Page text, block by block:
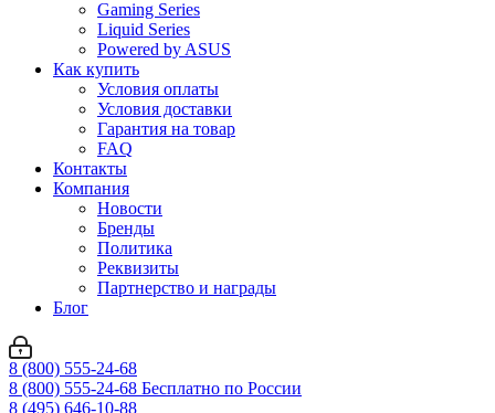
Gaming Series
Liquid Series
Powered by ASUS
Как купить
Условия оплаты
Условия доставки
Гарантия на товар
FAQ
Контакты
Компания
Новости
Бренды
Политика
Реквизиты
Партнерство и награды
Блог
8 (800) 555-24-68
8 (800) 555-24-68 Бесплатно по России
8 (495) 646-10-88